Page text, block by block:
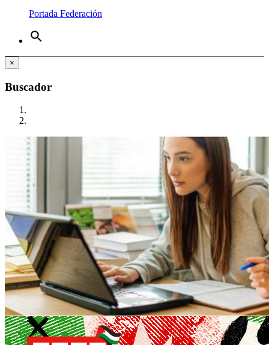
Portada Federación
search
×
Buscador